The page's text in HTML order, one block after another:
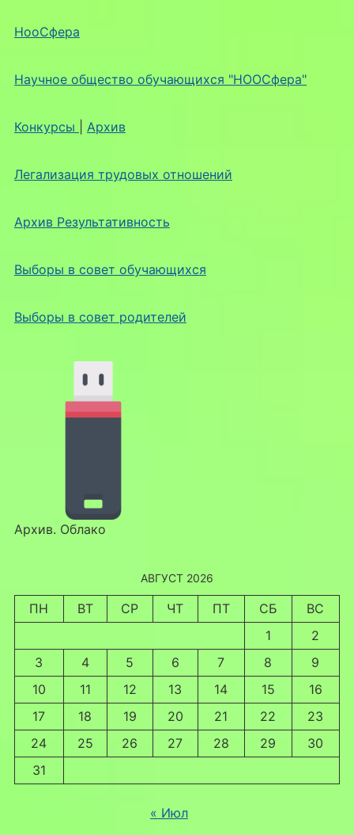
НооСфера
Научное общество обучающихся "НООСфера"
Конкурсы Архив
Легализация трудовых отношений
Архив Результативность
Выборы в совет обучающихся
Выборы в совет родителей
Архив. Облако
АВГУСТ 2026
ПН ВТ СР ЧТ ПТ СБ
ВС
1
2
3
4 5 6 7 8
9
10
11 12 13 14 15
16
17
18 19 20 21 22
23
24
25 26 27 28 29
30
31
« Июл